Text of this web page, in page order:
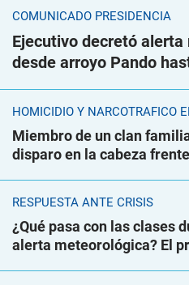
COMUNICADO PRESIDENCIA
Ejecutivo decretó
desde arroyo Pando
HOMICIDIO Y NARCOTRÁFICO
Miembro de un clan
disparo en la cabeza
RESPUESTA ANTE CRISIS
¿Qué pasa con las clases
alerta meteorológica? El